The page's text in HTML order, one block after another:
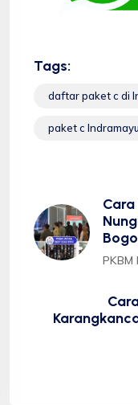
Tags:
daftar paket c di
paket c Indramayu
PKBM